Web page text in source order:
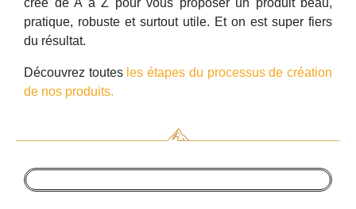
pratique, robuste et surtout utile. Et on est super fiers
du résultat.
Découvrez toutes les étapes du processus de création
de nos produits.